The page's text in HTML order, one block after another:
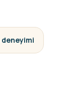
deneyimi